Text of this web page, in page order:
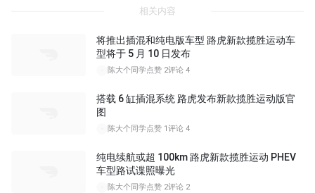
相关内容
将推出插混和纯电版车型 路虎新款揽胜运动车
型将于 5 月 10 日发布
陈大个同学点赞 2评论 4
搭载 6 缸插混系统 路虎发布新款揽胜运动版官
图
陈大个同学点赞 1 评论 4
纯电续航或超 100km 路虎新款揽胜运动 PHEV
车型路试谍照曝光
陈大个同学点赞 2评论 2